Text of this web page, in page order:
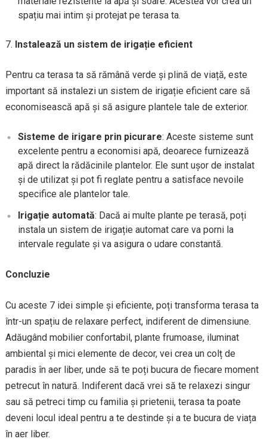
spațiu mai intim și protejat pe terasa ta.
Instalează un sistem de irigație eficient
Pentru ca terasa ta să rămână verde și plină de viață, este
important să instalezi un sistem de irigație eficient care să
economisească apă și să asigure plantele tale de exterior.
Sisteme de irigare prin picurare: Aceste sisteme sunt
excelente pentru a economisi apă, deoarece furnizează
apă direct la rădăcinile plantelor. Ele sunt ușor de instalat
și de utilizat și pot fi reglate pentru a satisface nevoile
specifice ale plantelor tale.
Irigație automată: Dacă ai multe plante pe terasă, poți
instala un sistem de irigație automat care va porni la
intervale regulate și va asigura o udare constantă.
Concluzie
Cu aceste 7 idei simple și eficiente, poți transforma terasa ta
într-un spațiu de relaxare perfect, indiferent de dimensiune.
Adăugând mobilier confortabil, plante frumoase, iluminat
ambiental și mici elemente de decor, vei crea un colț de
paradis în aer liber, unde să te poți bucura de fiecare moment
petrecut în natură. Indiferent dacă vrei să te relaxezi singur
sau să petreci timp cu familia și prietenii, terasa ta poate
deveni locul ideal pentru a te destinde și a te bucura de viața
în aer liber.